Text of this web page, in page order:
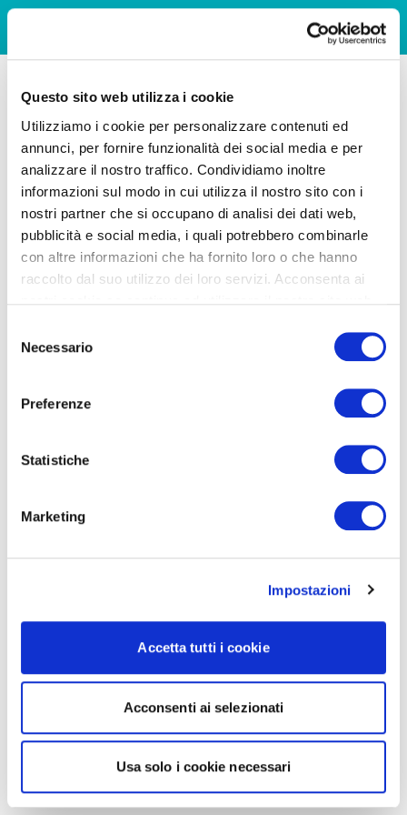
Questo sito web utilizza i cookie
Utilizziamo i cookie per personalizzare contenuti ed
annunci, per fornire funzionalità dei social media e per
analizzare il nostro traffico. Condividiamo inoltre
informazioni sul modo in cui utilizza il nostro sito con i
nostri partner che si occupano di analisi dei dati web,
pubblicità e social media, i quali potrebbero combinarle
con altre informazioni che ha fornito loro o che hanno
raccolto dal suo utilizzo dei loro servizi. Acconsenta ai
delNecessario
Preferenze
Statistiche
Marketing
Impostazioni
Accetta tutti i cookie
Acconsenti ai selezionati
Usa solo i cookie necessari